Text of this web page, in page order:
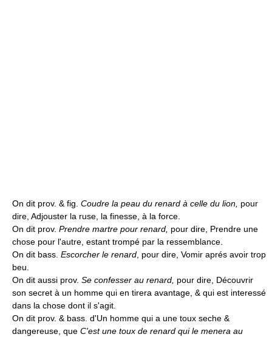
On dit prov. & fig. Coudre la peau du renard à celle du lion, pour
dire, Adjouster la ruse, la finesse, à la force.
On dit prov. Prendre martre pour renard, pour dire, Prendre une
chose pour l'autre, estant trompé par la ressemblance.
On dit bass. Escorcher le renard , pour dire, Vomir aprés avoir trop
beu.
On dit aussi prov. Se confesser au renard, pour dire, Découvrir
son secret à un homme qui en tirera avantage, & qui est interessé
dans la chose dont il s'agit.
On dit prov. & bass. d'Un homme qui a une toux seche &
dangereuse, que C'est une toux de renard qui le menera au